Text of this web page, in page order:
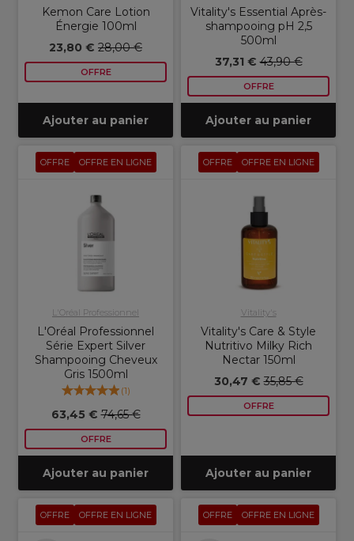
Kemon Care Lotion
Énergie 100ml
23,80 € 28,00 €
OFFRE
Ajouter au panier
Vitality's Essential Après-
shampooing pH 2,5
500ml
37,31 €43,90 €
OFFRE
Ajouter au panier
OFFRE OFFRE EN LIGNE
L'Oréal Professionnel
L'Oréal Professionnel
Série Expert Silver
Shampooing Cheveux
Gris 1500ml
(1)
63,45 €74,65 €
OFFRE
Ajouter au panier
OFFRE OFFRE EN LIGNE
Vitality's
Vitality's Care & Style
Nutritivo Milky Rich
Nectar 150ml
30,47 €35,85 €
OFFRE
Ajouter au panier
OFFRE OFFRE EN LIGNE OFFRE OFFRE EN LIGNE